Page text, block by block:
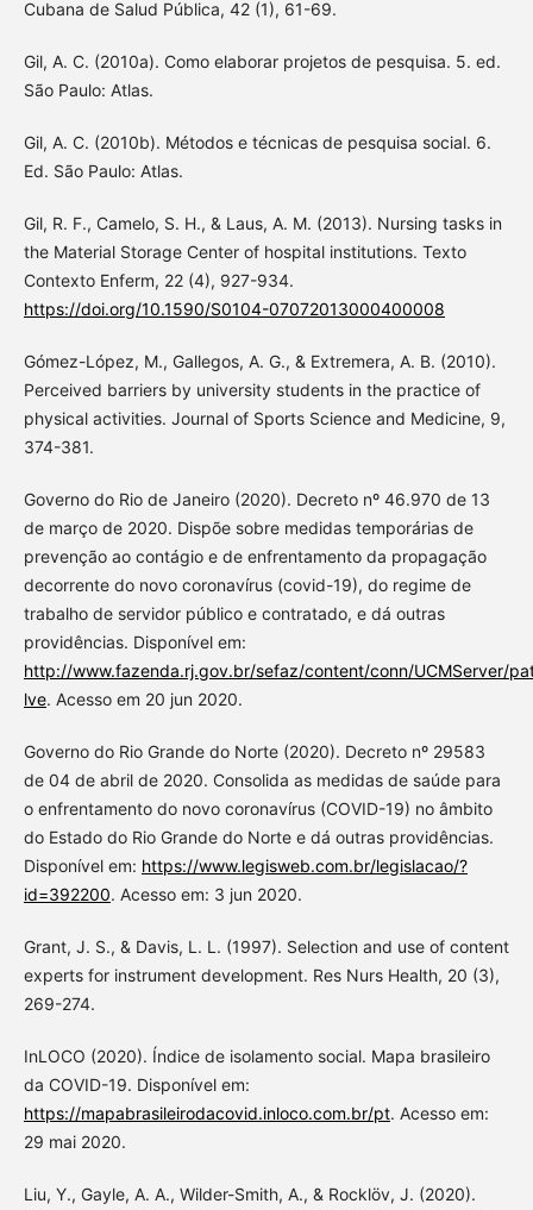
Cubana de Salud Pública, 42 (1), 61-69.
Gil, A. C. (2010a). Como elaborar projetos de pesquisa. 5. ed.
São Paulo: Atlas.
Gil, A. C. (2010b). Métodos e técnicas de pesquisa social. 6.
Ed. São Paulo: Atlas.
Gil, R. F., Camelo, S. H., & Laus, A. M. (2013). Nursing tasks in
the Material Storage Center of hospital institutions. Texto
Contexto Enferm, 22 (4), 927-934.
https://doi.org/10.1590/S0104-07072013000400008
Gómez-López, M., Gallegos, A. G., & Extremera, A. B. (2010).
Perceived barriers by university students in the practice of
physical activities. Journal of Sports Science and Medicine, 9,
374-381.
Governo do Rio de Janeiro (2020). Decreto nº 46.970 de 13
de março de 2020. Dispõe sobre medidas temporárias de
prevenção ao contágio e de enfrentamento da propagação
decorrente do novo coronavírus (covid-19), do regime de
trabalho de servidor público e contratado, e dá outras
providências. Disponível em:
http://www.fazenda.rj.gov.br/sefaz/content/conn/UCMServer/
lve. Acesso em 20 jun 2020.
Governo do Rio Grande do Norte (2020). Decreto nº 29583
de 04 de abril de 2020. Consolida as medidas de saúde para
o enfrentamento do novo coronavírus (COVID-19) no âmbito
do Estado do Rio Grande do Norte e dá outras providências.
Disponível em: https://www.legisweb.com.br/legislacao/?
id=392200. Acesso em: 3 jun 2020.
Grant, J. S., & Davis, L. L. (1997). Selection and use of content
experts for instrument development. Res Nurs Health, 20 (3),
269-274.
InLOCO (2020). Índice de isolamento social. Mapa brasileiro
da COVID-19. Disponível em:
https://mapabrasileirodacovid.inloco.com.br/pt. Acesso em:
29 mai 2020.
Liu, Y., Gayle, A. A., Wilder-Smith, A., & Rocklöv, J. (2020).